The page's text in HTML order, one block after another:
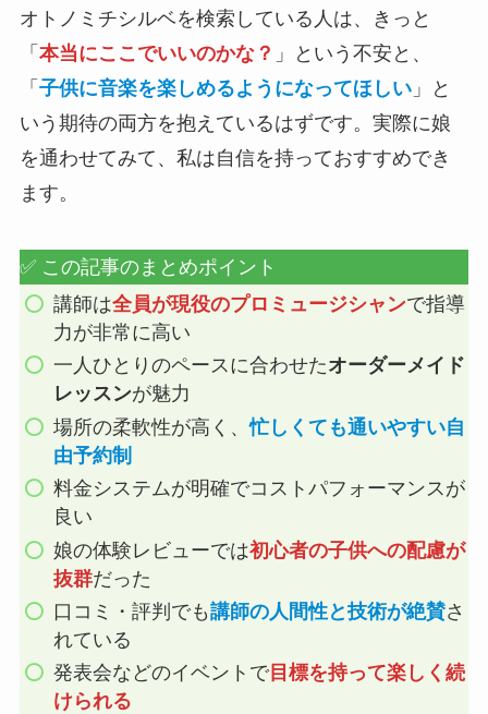
オトノミチシルベを検索している人は、きっと
「 本当にここでいいのかな？ 」という不安と、
「 子供に音楽を楽しめるようになってほしい」と
いう期待の両方を抱えているはずです。実際に娘
を通わせてみて、私は自信を持っておすすめでき
ます。
✅ この記事のまとめポイント
講師は全員が現役のプロミュージシャンで指導
力が非常に高い
一人ひとりのペースに合わせたオーダーメイド
レッスンが魅力
場所の柔軟性が高く、忙しくても通いやすい自
由予約制
料金システムが明確でコストパフォーマンスが
良い
娘の体験レビューでは初心者の子供への配慮が
抜群だった
口コミ・評判でも講師の人間性と技術が絶賛さ
れている
発表会などのイベントで目標を持って楽しく続
けられる